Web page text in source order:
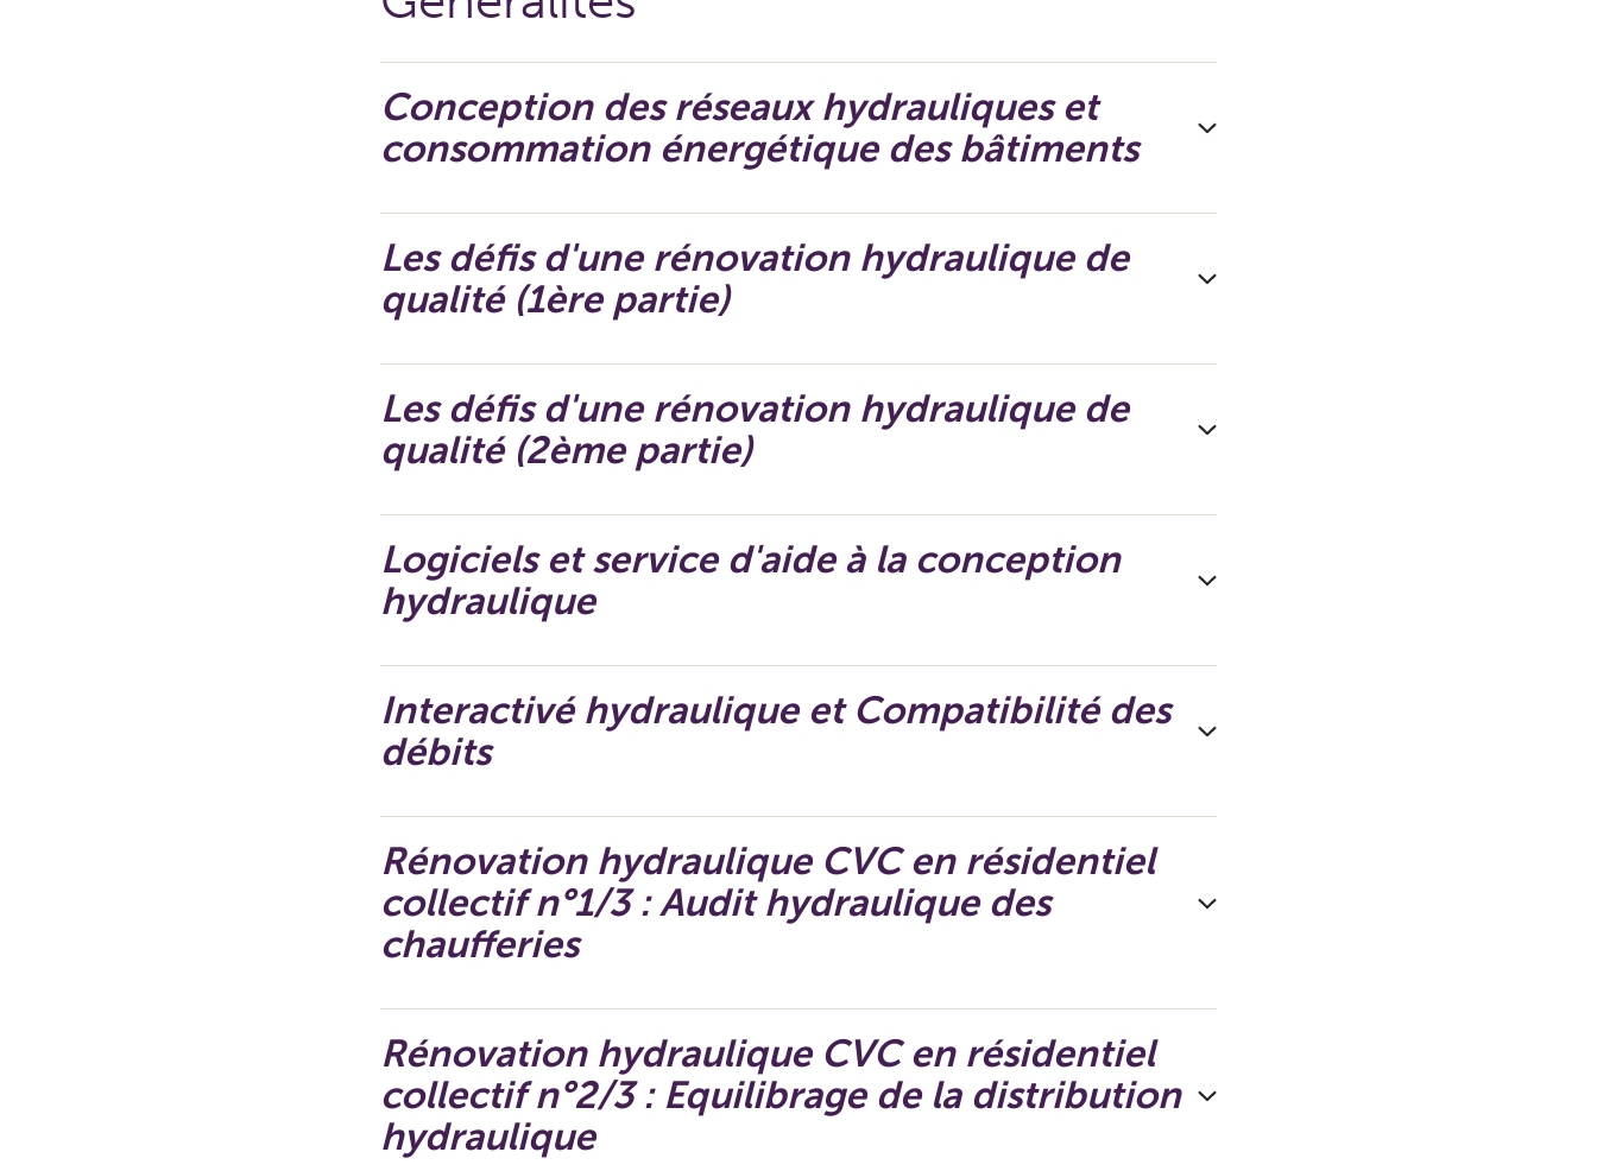
Conception des réseaux hydrauliques et
consommation énergétique des bâtiments
Les défis d'une rénovation hydraulique de
qualité (1ère partie)
Les défis d'une rénovation hydraulique de
qualité (2ème partie)
Logiciels et service d'aide à la conception
hydraulique
Interactivé hydraulique et Compatibilité des
débits
Rénovation hydraulique CVC en résidentiel
collectif n°1/3 : Audit hydraulique des
chaufferies
Rénovation hydraulique CVC en résidentiel
collectif n°2/3 : Equilibrage de la distribution
hydraulique